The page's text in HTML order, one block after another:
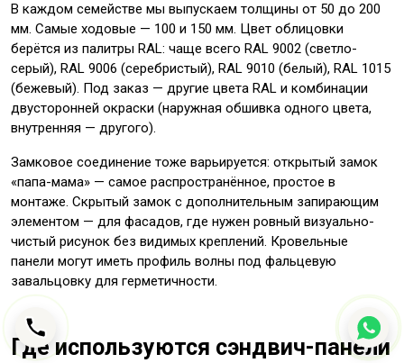
В каждом семействе мы выпускаем толщины от 50 до 200
мм. Самые ходовые — 100 и 150 мм. Цвет облицовки
берётся из палитры RAL: чаще всего RAL 9002 (светло-
серый), RAL 9006 (серебристый), RAL 9010 (белый), RAL 1015
(бежевый). Под заказ — другие цвета RAL и комбинации
двусторонней окраски (наружная обшивка одного цвета,
внутренняя — другого).
Замковое соединение тоже варьируется: открытый замок
«папа-мама» — самое распространённое, простое в
монтаже. Скрытый замок с дополнительным запирающим
элементом — для фасадов, где нужен ровный визуально-
чистый рисунок без видимых креплений. Кровельные
панели могут иметь профиль волны под фальцевую
завальцовку для герметичности.
Где используются сэндвич-панели